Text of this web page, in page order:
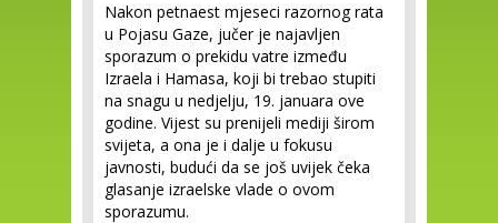
Nakon petnaest mjeseci razornog rata
u Pojasu Gaze, jučer je najavljen
sporazum o prekidu vatre između
Izraela i Hamasa, koji bi trebao stupiti
na snagu u nedjelju, 19. januara ove
godine. Vijest su prenijeli mediji širom
svijeta, a ona je i dalje u fokusu
javnosti, budući da se još uvijek čeka
glasanje izraelske vlade o ovom
sporazumu.